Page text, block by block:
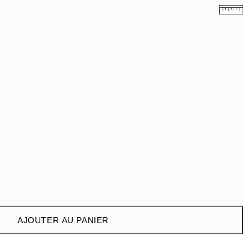
AJOUTER AU PANIER